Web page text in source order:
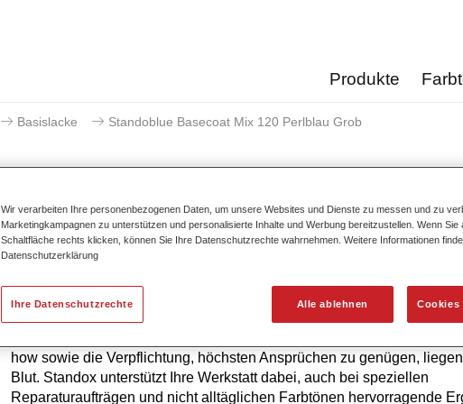
Produkte
Basislacke Standoblue Basecoat Mix 120 Perlblau Grob
Standoblue Basecoat Mix
Die höchste Farbtongenauigkeit von Standoblue Basislack ist das
how sowie die Verpflichtung, höchsten Ansprüchen zu genügen,
Blut. Standox unterstützt Ihre Werkstatt dabei, auch bei speziellen
Reparaturaufträgen und nicht alltäglichen Farbtönen hervorragende
Wir verarbeiten Ihre personenbezogenen Daten, um unsere Websites und Dienste zu messen und zu
Marketingkampagnen zu unterstützen und personalisierte Inhalte und Werbung bereitzustellen. Wenn Sie
Schaltfläche rechts klicken, können Sie Ihre Datenschutzrechte wahrnehmen. Weitere Informationen
Datenschutzerklärung
Alle ablehnen Cookies
Ihre Datenschutzrechte